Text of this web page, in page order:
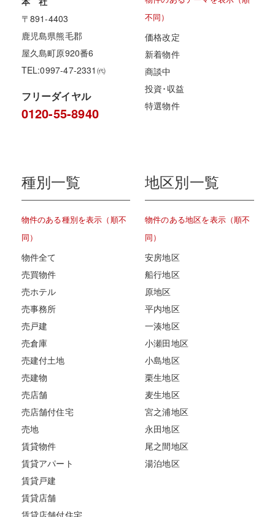
〒891-4403
鹿児島県熊毛郡
屋久島町原920番6
TEL:0997-47-2331㈹
フリーダイヤル
0120-55-8940
不同）
価格改定
新着物件
商談中
投資･収益
特選物件
種別一覧
物件のある種別を表示（順不
同）
物件全て
売買物件
売ホテル
売事務所
売戸建
売倉庫
売建付土地
売建物
売店舗
売店舗付住宅
売地
賃貸物件
賃貸アパート
賃貸戸建
賃貸店舗
地区別一覧
物件のある地区を表示（順不
同）
安房地区
船行地区
原地区
平内地区
一湊地区
小瀬田地区
小島地区
栗生地区
麦生地区
宮之浦地区
永田地区
尾之間地区
湯泊地区